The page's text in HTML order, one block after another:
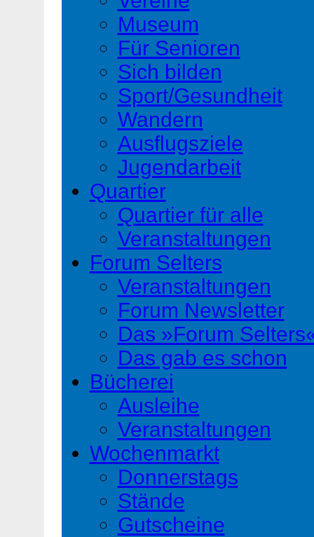
Museum
Für Senioren
Sich bilden
Sport/Gesundheit
Wandern
Ausflugsziele
Jugendarbeit
Quartier
Quartier für alle
Veranstaltungen
Forum Selters
Veranstaltungen
Forum Newsletter
Das »Forum
Das gab es schon
Bücherei
Ausleihe
Veranstaltungen
Wochenmarkt
Donnerstags
Stände
Gutscheine